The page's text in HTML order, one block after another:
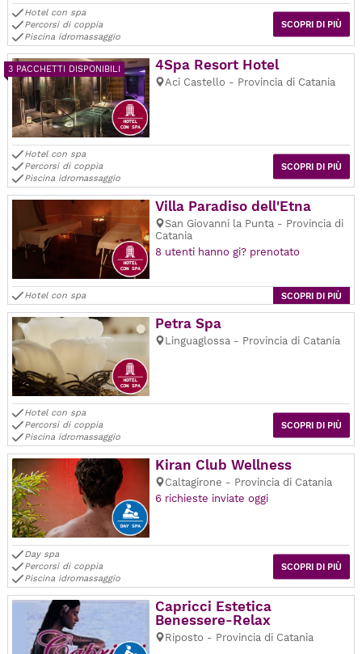
SCOPRI DI PIÙ
Hotel con spa
Percorsi di coppia
Piscina idromassaggio
3 PACCHETTI DISPONIBILI 4Spa Resort Hotel
Aci Castello - Provincia di Catania
SCOPRI DI PIÙ
Hotel con spa
Percorsi di coppia
Piscina idromassaggio
Villa Paradiso dell'Etna
San Giovanni la Punta - Provincia di
Catania
8 utenti hanno gi? prenotato
SCOPRI DI PIÙ
Hotel con spa
Petra Spa
Linguaglossa - Provincia di Catania
SCOPRI DI PIÙ
Hotel con spa
Percorsi di coppia
Piscina idromassaggio
Kiran Club Wellness
Caltagirone - Provincia di Catania
6 richieste inviate oggi
SCOPRI DI PIÙ
Day spa
Percorsi di coppia
Piscina idromassaggio
Capricci Estetica
Benessere-Relax
Riposto - Provincia di Catania